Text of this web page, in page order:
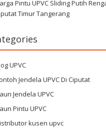
Pintu UPVC Sliding Putih
Timur Tangerang
UPVC
Jendela UPVC Di Ciputat
Jendela UPVC
Pintu UPVC
kusen upvc